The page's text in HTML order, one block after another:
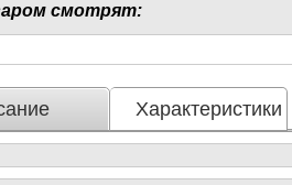
смотрят:
Характеристики